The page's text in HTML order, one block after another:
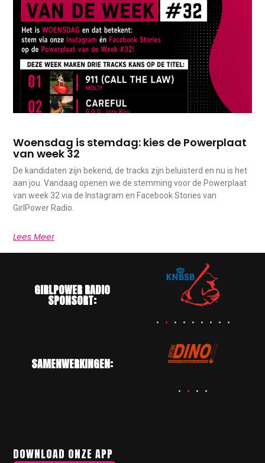
Woensdag is stemdag: kies de Powerplaat
van week 32
De kandidaten zijn bekend, de tracks zijn beluisterd en nu is het
aan jou. Vandaag openen we de stemming voor de Powerplaat
van week 32 via de Instagram en Facebook Stories van
GirlPower Radio.
Lees Meer
GIRLPOWER RADIO
SPONSORT:
SAMENWERKINGEN:
DOWNLOAD ONZE APP